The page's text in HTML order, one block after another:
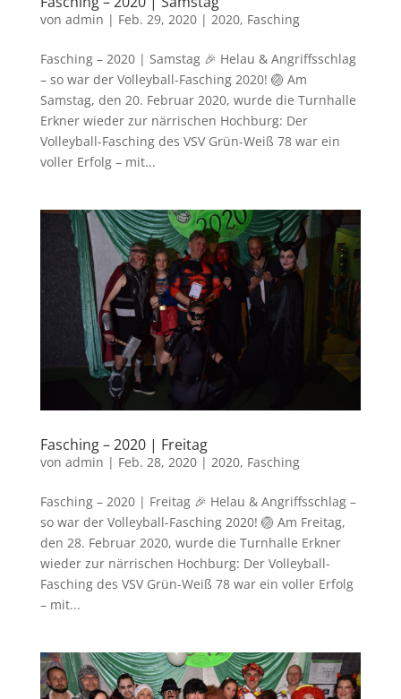
von admin | Feb. 29, 2020| 2020, Fasching
Fasching – 2020 | Samstag 🎉 Helau & Angriffsschlag
– so war der Volleyball-Fasching 2020! 🏐 Am
Samstag, den 20. Februar 2020, wurde die Turnhalle
Erkner wieder zur närrischen Hochburg: Der
Volleyball-Fasching des VSV Grün-Weiß 78 war ein
voller Erfolg – mit...
Fasching – 2020 | Freitag
von admin | Feb. 28, 2020| 2020, Fasching
Fasching – 2020 | Freitag 🎉 Helau & Angriffsschlag –
so war der Volleyball-Fasching 2020! 🏐 Am Freitag,
den 28. Februar 2020, wurde die Turnhalle Erkner
wieder zur närrischen Hochburg: Der Volleyball-
Fasching des VSV Grün-Weiß 78 war ein voller Erfolg
– mit...